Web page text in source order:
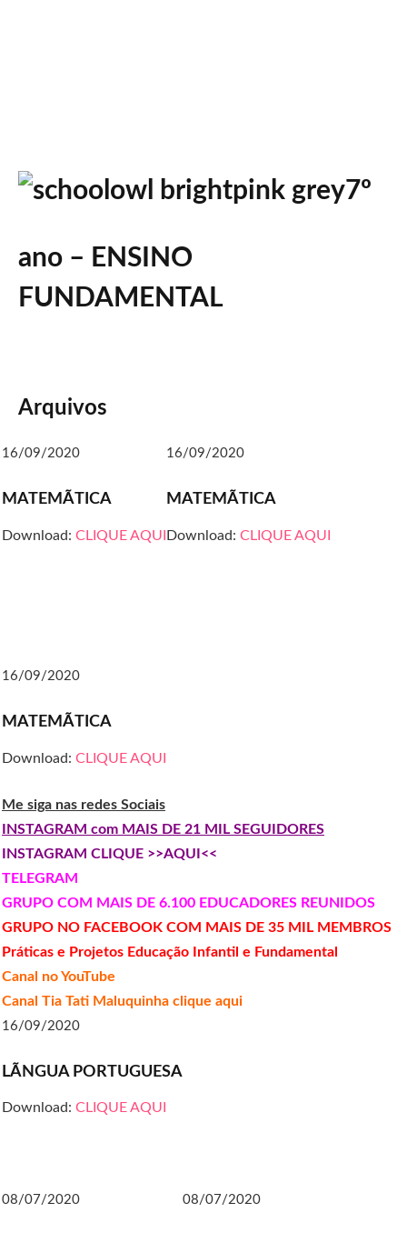
7º
ano – ENSINO
FUNDAMENTAL
Arquivos
16/09/2020
MATEMÃTICA
Download: CLIQUE AQUI
16/09/2020
MATEMÃTICA
Download: CLIQUE AQUI
16/09/2020
MATEMÃTICA
Download: CLIQUE AQUI
Me siga nas redes Sociais
INSTAGRAM com MAIS DE 21 MIL SEGUIDORES
INSTAGRAM CLIQUE >>AQUI<<
TELEGRAM
GRUPO COM MAIS DE 6.100 EDUCADORES REUNIDOS
GRUPO NO FACEBOOK COM MAIS DE 35 MIL MEMBROS
Práticas e Projetos Educação Infantil e Fundamental
Canal no YouTube
Canal Tia Tati Maluquinha clique aqui
16/09/2020
LÃNGUA PORTUGUESA
Download: CLIQUE AQUI
08/07/2020 08/07/2020